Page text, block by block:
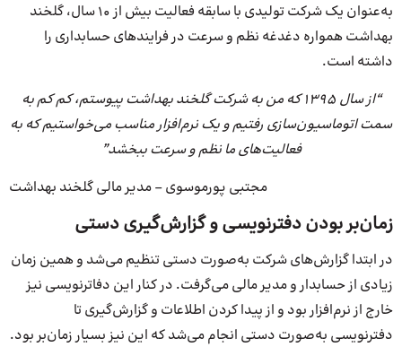
به‌عنوان یک شرکت تولیدی با سابقه فعالیت بیش از 10 سال، گلخند
بهداشت همواره دغدغه نظم و سرعت در فرایندهای حسابداری را
داشته است.
“از سال 1395 که من به شرکت گلخند بهداشت پیوستم، کم کم به
سمت اتوماسیون‌سازی رفتیم و یک نرم‌افزار مناسب می‌خواستیم که به
فعالیت‌های ما نظم و سرعت ببخشد”
مجتبی پورموسوی – مدیر مالی گلخند بهداشت
زمان‌بر بودن دفترنویسی و گزارش‌گیری دستی
در ابتدا گزارش‌های شرکت به‌صورت دستی تنظیم می‌شد و همین زمان
زیادی از حسابدار و مدیر مالی می‌گرفت. در کنار این دفاترنویسی نیز
خارج از نرم‌افزار بود و از پیدا کردن اطلاعات و گزارش‌گیری تا
دفترنویسی به‌صورت دستی انجام می‌شد که این نیز بسیار زمان‌بر بود.